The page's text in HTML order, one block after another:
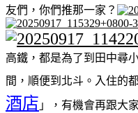
友們，你們推那一家？
高鐵，都是為了到田中尋
間，順便到北斗。入住的
酒店 」，有機會再跟大